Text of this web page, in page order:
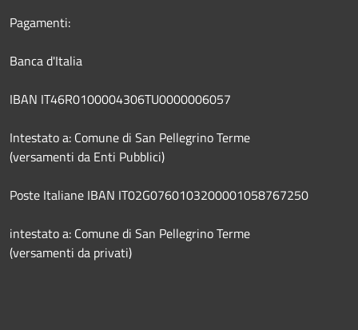
Pagamenti:
Banca d'Italia
IBAN IT46R0100004306TU0000006057
Intestato a: Comune di San Pellegrino Terme
(versamenti da Enti Pubblici)
Poste Italiane IBAN IT02G0760103200001058767250
intestato a: Comune di San Pellegrino Terme
(versamenti da privati)